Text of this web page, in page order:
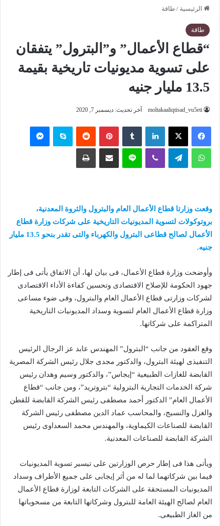
الرئيسية / طاقة
طاقة
“قطاع الأعمال” و”البترول” يتفقان
على تسوية مديونيات تاريخية بقيمة
13.5 مليار جنيه
moltakaaliqtisad_vu5eti آخر تحديث: ديسمبر 7, 2020
فيسبوك ‫X لينكدإن بينتيريست سكايب
واتساب تيلقرام لاين
وقعت وزارتا قطاع الأعمال العام والبترول والثروة المعدنية،
بروتوكولات لتسوية المديونيات التاريخية على شركات وزارة قطاع
الأعمال لصالح قطاعى البترول والكهرباء والتى تقدر بنحو 13.5 مليار
جنيه.
وأوضحت وزارة قطاع الأعمال، فى بيان لها، أن الاتفاق يأتى فى إطار
جهود الحكومة للإصلاح الاقتصادى وتحسين كفاءة الأداء الاقتصادى
لشركات وزارتى قطاع الأعمال العام والبترول، وفى ضوء مساعى
وزارة قطاع الأعمال العام لتسوية وسداد المديونيات التاريخية
المتراكمة على شركاتها.
وقع العقود من جانب “البترول” المهندس عابد عز الرجال الرئيس
التنفيذى لهيئة البترول، والدكتور مجدى جلال رئيس الشركة المصرية
القابضة للغازات الطبيعية “إيجاس”، والدكتور وسيم وهدان رئيس
شركة الخدمات التجارية البترولية “بتروتريد”، ومن جانب “قطاع
الأعمال العام” الدكتور أحمد مصطفى رئيس الشركة القابضة للقطن
والغزل والنسيج، والمحاسب عماد الدين مصطفى رئيس الشركة
القابضة للصناعات الكيماوية، والمهندس محمد السعداوى رئيس
الشركة القابضة للصناعات المعدنية.
ويأتى هذا فى إطار حرص الوزارتين على تيسير تسوية المديونيات
فيما بين شركاتهما لما له من أثر إيجابى على جميع الأطراف وسداد
المديونيات المستحقة على الشركات التابعة لوزارة قطاع الأعمال
العام لصالح الهيئة العامة للبترول وشركاتها التابعة من مسحوباتها
من الغاز الطبيعى.